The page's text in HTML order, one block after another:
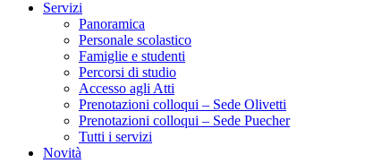
Servizi
Panoramica
Personale scolastico
Famiglie e studenti
Percorsi di studio
Accesso agli Atti
Prenotazioni colloqui – Sede Olivetti
Prenotazioni colloqui – Sede Puecher
Tutti i servizi
Novità